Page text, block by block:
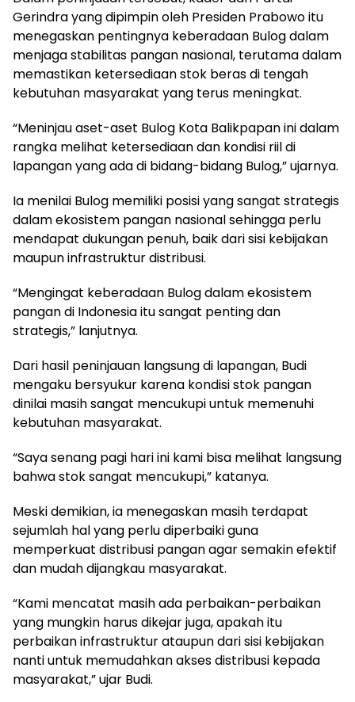
Gerindra yang dipimpin oleh Presiden Prabowo itu
menegaskan pentingnya keberadaan Bulog dalam
menjaga stabilitas pangan nasional, terutama dalam
memastikan ketersediaan stok beras di tengah
kebutuhan masyarakat yang terus meningkat.
“Meninjau aset-aset Bulog Kota Balikpapan ini dalam
rangka melihat ketersediaan dan kondisi riil di
lapangan yang ada di bidang-bidang Bulog,” ujarnya.
Ia menilai Bulog memiliki posisi yang sangat strategis
dalam ekosistem pangan nasional sehingga perlu
mendapat dukungan penuh, baik dari sisi kebijakan
maupun infrastruktur distribusi.
“Mengingat keberadaan Bulog dalam ekosistem
pangan di Indonesia itu sangat penting dan
strategis,” lanjutnya.
Dari hasil peninjauan langsung di lapangan, Budi
mengaku bersyukur karena kondisi stok pangan
dinilai masih sangat mencukupi untuk memenuhi
kebutuhan masyarakat.
“Saya senang pagi hari ini kami bisa melihat langsung
bahwa stok sangat mencukupi,” katanya.
Meski demikian, ia menegaskan masih terdapat
sejumlah hal yang perlu diperbaiki guna
memperkuat distribusi pangan agar semakin efektif
dan mudah dijangkau masyarakat.
“Kami mencatat masih ada perbaikan-perbaikan
yang mungkin harus dikejar juga, apakah itu
perbaikan infrastruktur ataupun dari sisi kebijakan
nanti untuk memudahkan akses distribusi kepada
masyarakat,” ujar Budi.